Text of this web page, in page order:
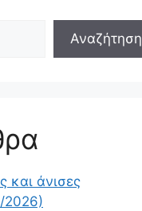
Αναζήτηση
και άνισες
2026)